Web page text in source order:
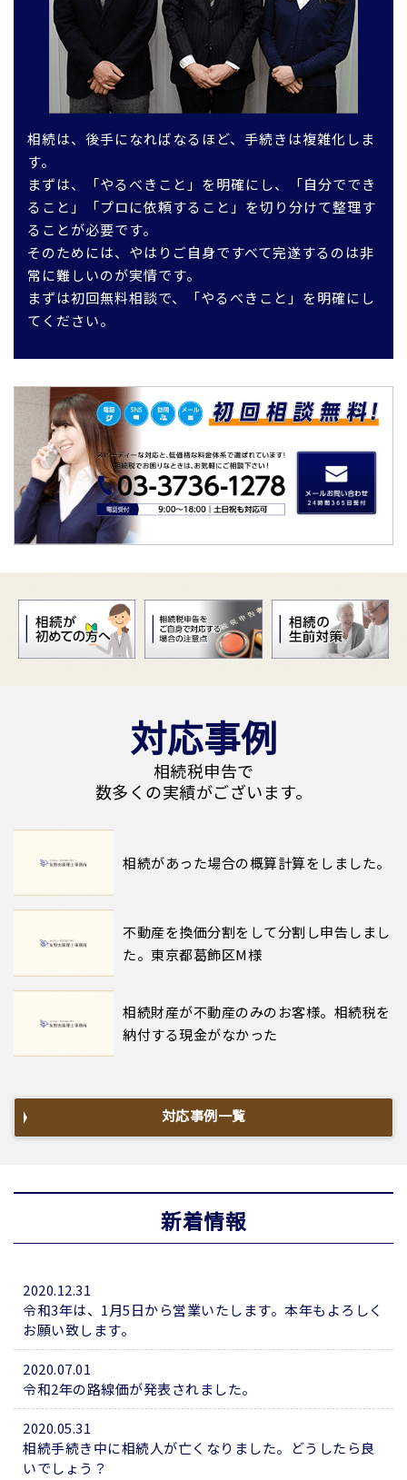
相続は、後手になればなるほど、手続きは複雑化しま
す。
まずは、「やるべきこと」を明確にし、「自分ででき
ること」「プロに依頼すること」を切り分けて整理す
ることが必要です。
そのためには、やはりご自身ですべて完遂するのは非
常に難しいのが実情です。
まずは初回無料相談で、「やるべきこと」を明確にし
てください。
対応事例
相続税申告で
数多くの実績がございます。
相続があった場合の概算計算をしました。
不動産を換価分割をして分割し申告しまし
た。東京都葛飾区M様
相続財産が不動産のみのお客様。相続税を
納付する現金がなかった
対応事例一覧
新着情報
2020.12.31
令和3年は、1月5日から営業いたします。本年もよろしく
お願い致します。
2020.07.01
令和2年の路線価が発表されました。
2020.05.31
相続手続き中に相続人が亡くなりました。どうしたら良
いでしょう？